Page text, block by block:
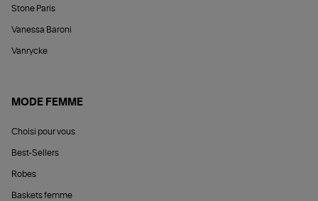
Stone Paris
Vanessa Baroni
Vanrycke
MODE FEMME
Choisi pour vous
Best-Sellers
Robes
Baskets femme